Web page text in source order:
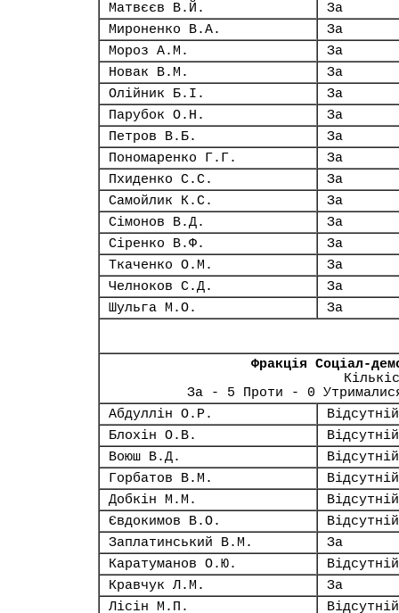
Матвєєв В.Й.
За
Мироненко В.А.
За
Мороз А.М.
За
Новак В.М.
За
Олійник Б.І.
За
Парубок О.Н.
За
Петров В.Б.
За
Пономаренко Г.Г.
За
Пхиденко С.С.
За
Самойлик К.С.
За
Сімонов В.Д.
За
Сіренко В.Ф.
За
Ткаченко О.М.
За
Челноков С.Д.
За
Шульга М.О.
За
Фракція Соціал-
За - 5 Проти - 0
Абдуллін О.Р.
Відсутній
Блохін О.В.
Відсутній
Воюш В.Д.
Відсутній
Горбатов В.М.
Відсутній
Добкін М.М.
Відсутній
Євдокимов В.О.
Відсутній
Заплатинський В.М.
За
Каратуманов О.Ю.
Відсутній
Кравчук Л.М.
За
Лісін М.П.
Відсутній